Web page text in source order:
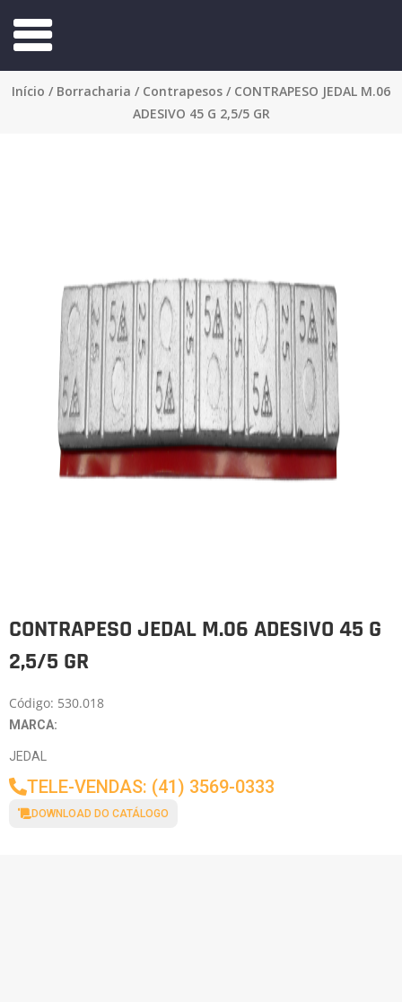
Início / Borracharia / Contrapesos / CONTRAPESO JEDAL M.06
ADESIVO 45 G 2,5/5 GR
CONTRAPESO JEDAL M.06 ADESIVO 45 G
2,5/5 GR
Código: 530.018
MARCA:
JEDAL
TELE-VENDAS: (41) 3569-0333
DOWNLOAD DO CATÁLOGO